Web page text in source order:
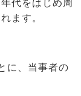
代をはじめ周
ます。
に、当事者の